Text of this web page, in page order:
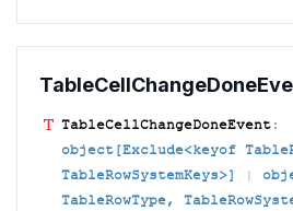
TableCellChangeDone
TableCellChangeDoneEvent:
object[Exclude<keyof
TableRowSystemKeys>]
|
TableRowType,